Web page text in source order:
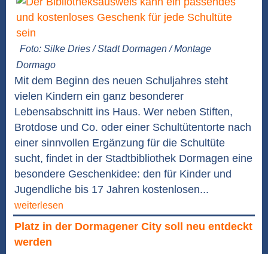
Foto: Silke Dries / Stadt Dormagen / Montage
Dormago
Mit dem Beginn des neuen Schuljahres steht
vielen Kindern ein ganz besonderer
Lebensabschnitt ins Haus. Wer neben Stiften,
Brotdose und Co. oder einer Schultütentorte nach
einer sinnvollen Ergänzung für die Schultüte
sucht, findet in der Stadtbibliothek Dormagen eine
besondere Geschenkidee: den für Kinder und
Jugendliche bis 17 Jahren kostenlosen...
weiterlesen
Platz in der Dormagener City soll neu entdeckt
werden